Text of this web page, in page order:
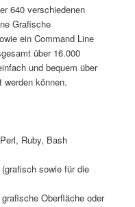
640 verschiedenen
Grafische
ein Command Line
über 16.000
und bequem über
können.
Ruby, Bash
sowie für die
Oberfläche oder